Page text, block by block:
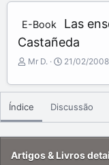
E-Book
Las
Castañeda
A
d
d
b
y
Mr D.
C
e
t
e
d
t
21/02/2008
Índice Discussão
Artigos & Livros